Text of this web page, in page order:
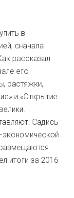
в
сначала
рассказал
его
растяжки,
и «Открытие
Садись
итоги за 2016